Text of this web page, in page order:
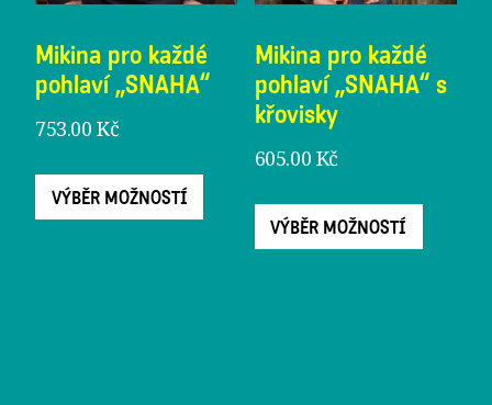
Mikina pro každé
pohlaví „SNAHA“
753.00Kč
VÝBĚR MOŽNOSTÍ
Tento
produkt
Mikina pro každé
pohlaví „SNAHA“ s
křovisky
605.00 Kč
VÝBĚR MOŽNOSTÍ
Tento